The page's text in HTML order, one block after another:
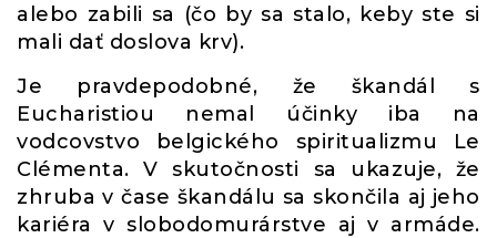
alebo zabili sa (čo by sa stalo, keby ste si
mali dať doslova krv).
Je pravdepodobné, že škandál s
Eucharistiou nemal účinky iba na
vodcovstvo belgického spiritualizmu Le
Clémenta. V skutočnosti sa ukazuje, že
zhruba v čase škandálu sa skončila aj jeho
kariéra v slobodomurárstve aj v armáde.